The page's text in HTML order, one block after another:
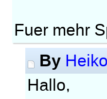
Fuer mehr
By
Hallo,